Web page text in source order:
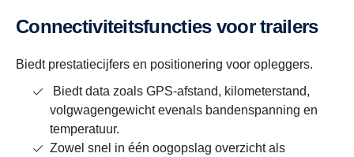
Connectiviteitsfuncties voor trailers
Biedt prestatiecijfers en positionering voor opleggers.
Biedt data zoals GPS-afstand, kilometerstand,
volgwagengewicht evenals bandenspanning en
temperatuur.
Zowel snel in één oogopslag overzicht als